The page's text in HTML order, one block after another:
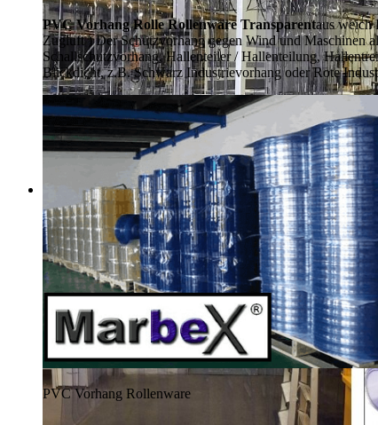
PVC Vorhang Rolle Rollenware Transparentaus weich
Zugluft ) Der Schutzvorhang gegen Wind und Maschinen
Schallschutzvorhang, Hallenteiler /Hallenteilung,
Blickdicht, z.B. Schwarz Industrievorhang oder Rote
PVC Vorhang Rollenware